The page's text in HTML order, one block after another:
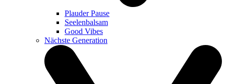
Plauder Pause
Seelenbalsam
Good Vibes
Nächste Generation